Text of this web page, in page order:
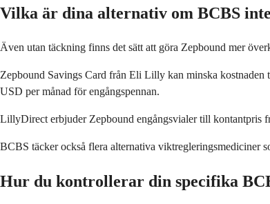
Vilka är dina alternativ om BCBS
Även utan täckning finns det sätt att göra Zepbound mer
Zepbound Savings Card från Eli Lilly kan minska
USD per månad för engångspennan.
LillyDirect erbjuder Zepbound engångsvialer till kontantpris
BCBS täcker också flera alternativa viktregleringsmediciner
Hur du kontrollerar din specifika